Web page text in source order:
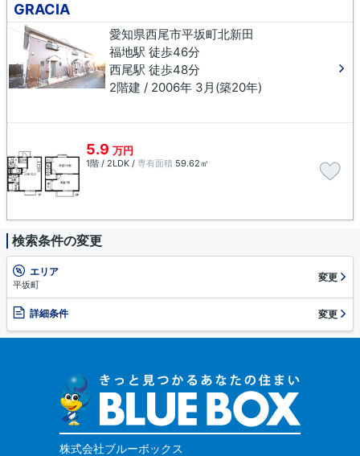
GRACIA
愛知県西尾市平坂町北新田
福地駅 徒歩46分
西尾駅 徒歩48分
2階建 / 2006年 3月(築20年)
5.9 万円
1階 / 2LDK / 専有面積 59.62㎡
検索条件の変更
エリア
平坂町
変更
詳細条件 変更
株式会社ブルーボックス